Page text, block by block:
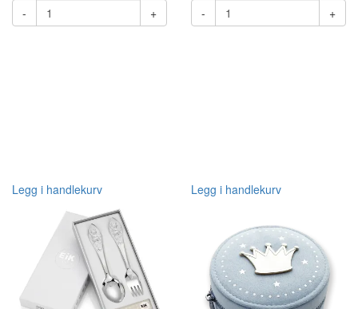
-
+
Legg i handlekurv
-
+
Legg i handlekurv